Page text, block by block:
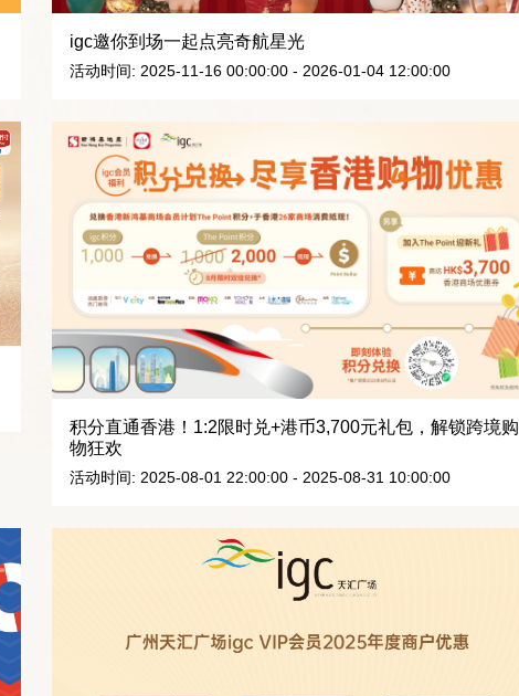
igc邀你到场一起点亮奇航星光
活动时间: 2025-11-16 00:00:00 - 2026-01-04 12:00:00
积分直通香港！1:2限时兑+港币3,700元礼包，解锁跨境购
物狂欢
活动时间: 2025-08-01 22:00:00 - 2025-08-31 10:00:00